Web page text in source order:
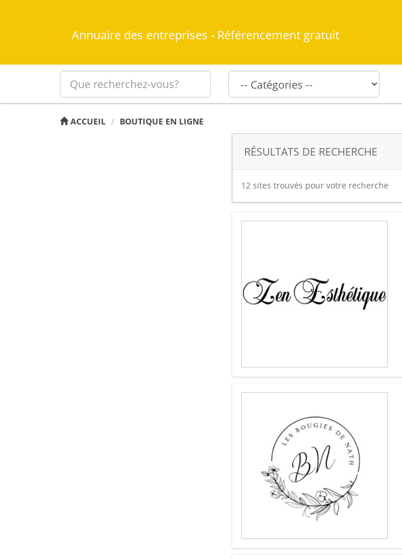
Annuaire des entreprises - Référencement gratuit
ACCUEIL BOUTIQUE EN LIGNE
RÉSULTATS DE RECHERCHE
12 sites trouvés pour votre recherche